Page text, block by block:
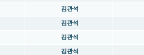
김관석
김관석
김관석
김관석